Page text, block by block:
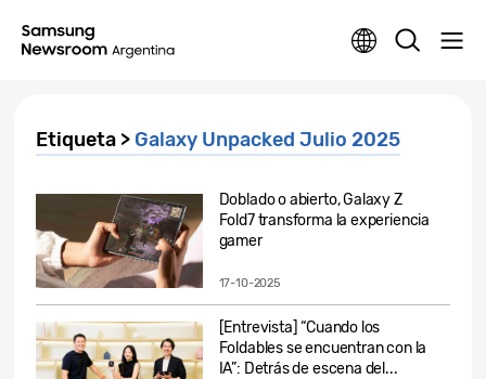
Etiqueta > Galaxy Unpacked Julio 2025
Doblado o abierto, Galaxy Z
Fold7 transforma la experiencia
gamer
17-10-2025
[Entrevista] “Cuando los
Foldables se encuentran con la
IA”: Detrás de escena del...